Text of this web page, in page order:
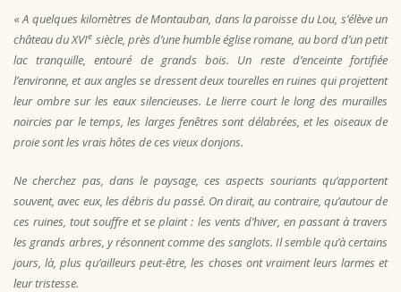
«A quelques kilomètres de Montauban, dans la paroisse du Lou, s’élève un
château du XVIe siècle, près d’une humble église romane, au bord d’un petit
lac tranquille, entouré de grands bois. Un reste d’enceinte fortifiée
l’environne, et aux angles se dressent deux tourelles en ruines qui projettent
leur ombre sur les eaux silencieuses. Le lierre court le long des murailles
noircies par le temps, les larges fenêtres sont délabrées, et les oiseaux de
proie sont les vrais hôtes de ces vieux donjons.
Ne cherchez pas, dans le paysage, ces aspects souriants qu’apportent
souvent, avec eux, les débris du passé. On dirait, au contraire, qu’autour de
ces ruines, tout souffre et se plaint : les vents d’hiver, en passant à travers
les grands arbres, y résonnent comme des sanglots. Il semble qu’à certains
jours, là, plus qu’ailleurs peut-être, les choses ont vraiment leurs larmes et
leur tristesse.